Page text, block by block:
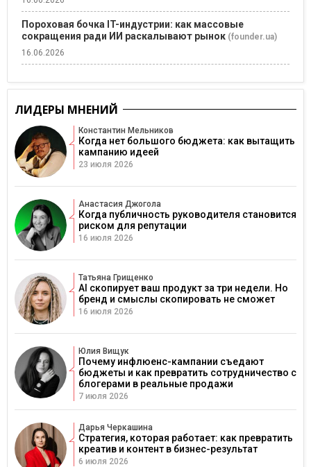
Пороховая бочка IT-индустрии: как массовые
сокращения ради ИИ раскалывают рынок (founder.ua)
16.06.2026
ЛИДЕРЫ МНЕНИЙ
Константин Мельников
Когда нет большого бюджета: как вытащить
кампанию идеей
23 июля 2026
Анастасия Джогола
Когда публичность руководителя становится
риском для репутации
16 июля 2026
Татьяна Грищенко
AI скопирует ваш продукт за три недели. Но
бренд и смыслы скопировать не сможет
16 июля 2026
Юлия Вищук
Почему инфлюенс-кампании съедают
бюджеты и как превратить сотрудничество с
блогерами в реальные продажи
7 июля 2026
Дарья Черкашина
Стратегия, которая работает: как превратить
креатив и контент в бизнес-результат
6 июля 2026